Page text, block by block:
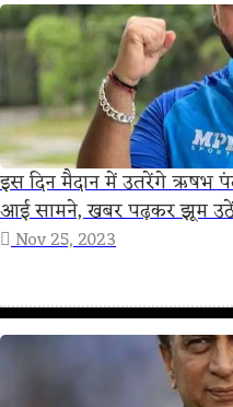
इस दिन मैदान में उतरेंगे ऋषभ
आई सामने, खबर पढ़कर झूम
Nov 25, 2023